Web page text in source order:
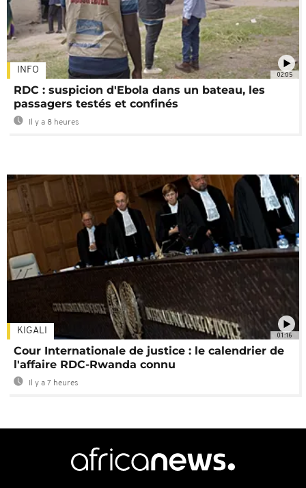
02:05
INFO
RDC : suspicion d'Ebola dans un bateau, les
passagers testés et confinés
Il y a 8 heures
01:16
KIGALI
Cour Internationale de justice : le calendrier de
l'affaire RDC-Rwanda connu
Il y a 7 heures